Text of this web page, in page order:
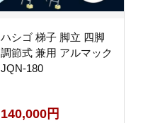
ハシゴ 梯子 脚立 四脚
調節式 兼用 アルマック
JQN-180
140,000円